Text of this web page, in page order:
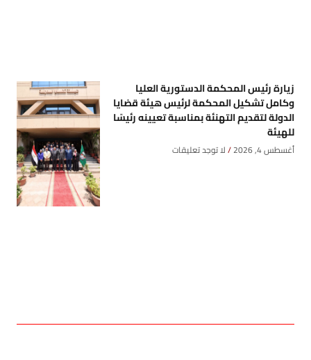
زيارة رئيس المحكمة الدستورية العليا
وكامل تشكيل المحكمة لرئيس هيئة قضايا
الدولة لتقديم التهنئة بمناسبة تعيينه رئيسًا
للهيئة
أغسطس 4, 2026 لا توجد تعليقات